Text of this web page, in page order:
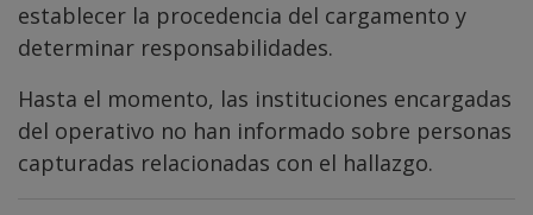
establecer la procedencia del cargamento y
determinar responsabilidades.
Hasta el momento, las instituciones encargadas
del operativo no han informado sobre personas
capturadas relacionadas con el hallazgo.